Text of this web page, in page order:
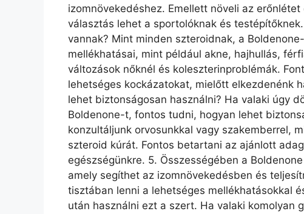
izomnövekedéshez. Emellett növeli az
választás lehet a sportolóknak és
vannak? Mint minden szteroidnak, a
mellékhatásai, mint például akne, hajhullás,
változások nőknél és koleszterinproblémák.
lehetséges kockázatokat, mielőtt elkezdenénk
lehet biztonságosan használni? Ha valaki úgy
Boldenone-t, fontos tudni, hogyan lehet
konzultáljunk orvosunkkal vagy szakemberrel,
szteroid kúrát. Fontos betartani az ajánlott
egészségünkre. 5. Összességében a
amely segíthet az izomnövekedésben és
tisztában lenni a lehetséges mellékhatásokkal
után használni ezt a szert. Ha valaki komolyan